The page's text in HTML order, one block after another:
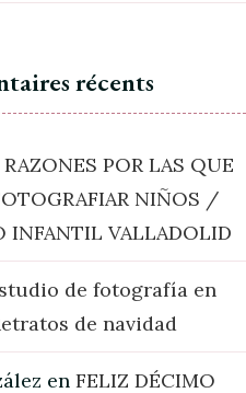
récents
RAZONES POR LAS QUE
NIÑOS /
INFANTIL VALLADOLID
de fotografía en
de navidad
enFELIZ DÉCIMO